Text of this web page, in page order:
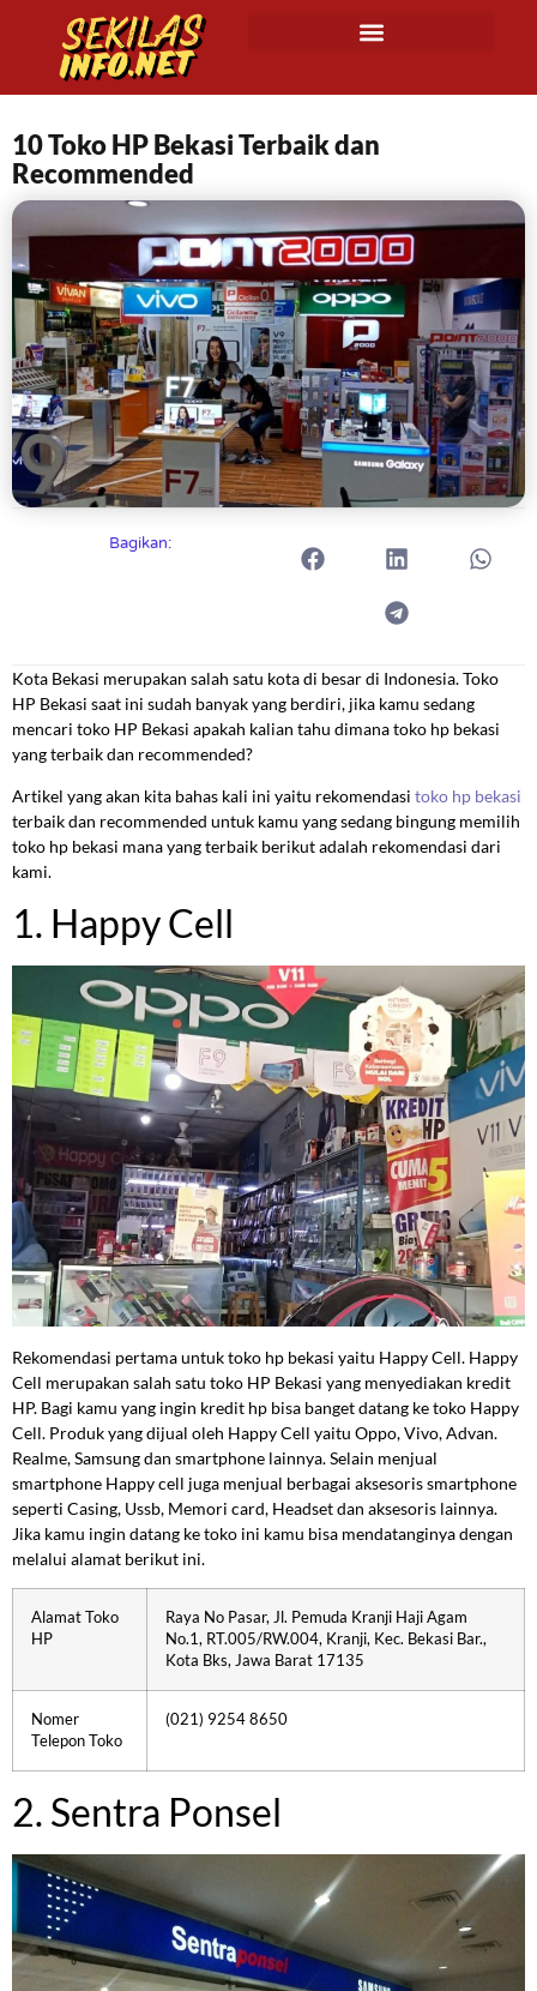
10 Toko HP Bekasi Terbaik dan
Recommended
Bagikan:
Kota Bekasi merupakan salah satu kota di besar di Indonesia. Toko
HP Bekasi saat ini sudah banyak yang berdiri, jika kamu sedang
mencari toko HP Bekasi apakah kalian tahu dimana toko hp bekasi
yang terbaik dan recommended?
Artikel yang akan kita bahas kali ini yaitu rekomendasi toko hp bekasi
terbaik dan recommended untuk kamu yang sedang bingung memilih
toko hp bekasi mana yang terbaik berikut adalah rekomendasi dari
kami.
1. Happy Cell
Rekomendasi pertama untuk toko hp bekasi yaitu Happy Cell. Happy
Cell merupakan salah satu toko HP Bekasi yang menyediakan kredit
HP. Bagi kamu yang ingin kredit hp bisa banget datang ke toko Happy
Cell. Produk yang dijual oleh Happy Cell yaitu Oppo, Vivo, Advan.
Realme, Samsung dan smartphone lainnya. Selain menjual
smartphone Happy cell juga menjual berbagai aksesoris smartphone
seperti Casing, Ussb, Memori card, Headset dan aksesoris lainnya.
Jika kamu ingin datang ke toko ini kamu bisa mendatanginya dengan
melalui alamat berikut ini.
Alamat Toko
HP
Raya No Pasar, Jl. Pemuda Kranji Haji Agam
No.1, RT.005/RW.004, Kranji, Kec. Bekasi Bar.,
Kota Bks, Jawa Barat 17135
Nomer
Telepon Toko
(021) 9254 8650
2. Sentra Ponsel